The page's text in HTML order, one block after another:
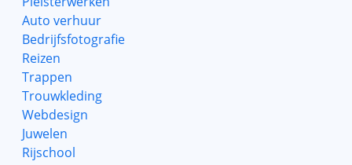
Auto verhuur
Bedrijfsfotografie
Reizen
Trappen
Trouwkleding
Webdesign
Juwelen
Rijschool